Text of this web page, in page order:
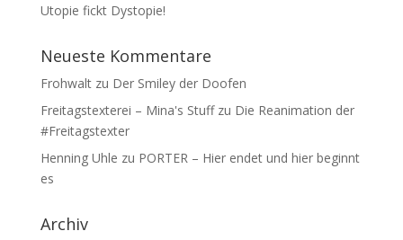
Utopie fickt Dystopie!
Neueste Kommentare
Frohwaltzu Der Smiley der Doofen
Freitagstexterei – Mina's Stuffzu Die Reanimation der
#Freitagstexter
Henning Uhle zu PORTER – Hier endet und hier beginnt
es
Archiv